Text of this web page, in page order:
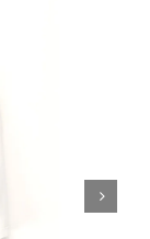
